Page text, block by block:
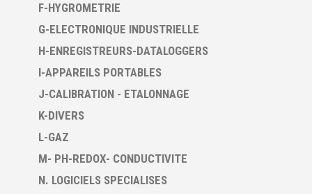
F-HYGROMETRIE
G-ELECTRONIQUE INDUSTRIELLE
H-ENREGISTREURS-DATALOGGERS
I-APPAREILS PORTABLES
J-CALIBRATION - ETALONNAGE
K-DIVERS
L-GAZ
M- PH-REDOX- CONDUCTIVITE
N. LOGICIELS SPECIALISES